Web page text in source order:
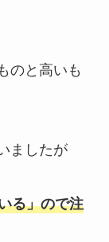
のと高いも
ましたが
る」ので注